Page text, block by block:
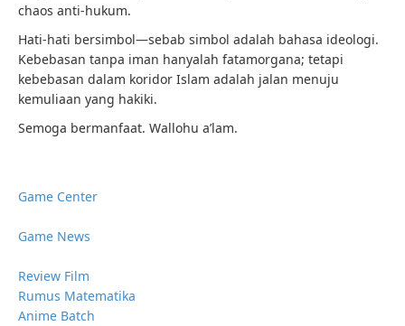
chaos anti-hukum.
Hati-hati bersimbol—sebab simbol adalah bahasa ideologi.
Kebebasan tanpa iman hanyalah fatamorgana; tetapi
kebebasan dalam koridor Islam adalah jalan menuju
kemuliaan yang hakiki.
Semoga bermanfaat. Wallohu a’lam.
Game Center
Game News
Review Film
Rumus Matematika
Anime Batch